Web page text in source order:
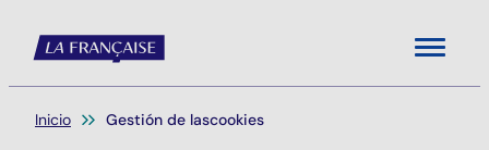
Menu
Usted está aquí:
Inicio Gestión de lascookies